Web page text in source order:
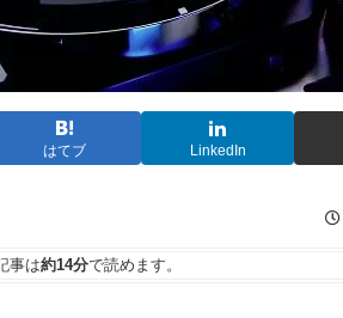
はてブ LinkedIn
事は約14分で読めます。